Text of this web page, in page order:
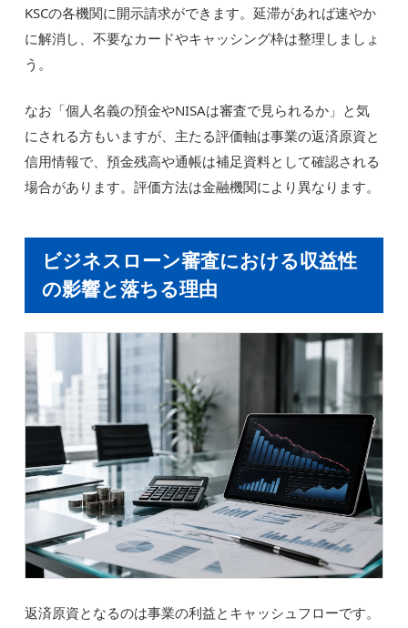
KSCの各機関に開示請求ができます。延滞があれば速やか
に解消し、不要なカードやキャッシング枠は整理しましょ
う。
なお「個人名義の預金やNISAは審査で見られるか」と気
にされる方もいますが、主たる評価軸は事業の返済原資と
信用情報で、預金残高や通帳は補足資料として確認される
場合があります。評価方法は金融機関により異なります。
ビジネスローン審査における収益性
の影響と落ちる理由
返済原資となるのは事業の利益とキャッシュフローです。